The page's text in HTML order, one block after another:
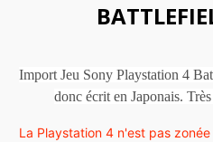
Import Jeu Sony Playstation 4
donc écrit en Japonais.
La Playstation 4 n'est pas